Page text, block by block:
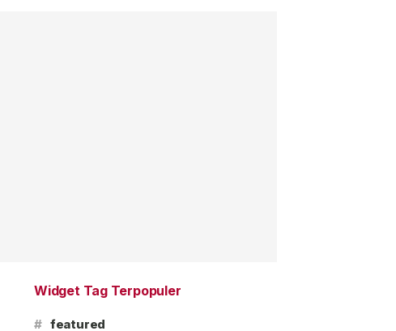
Widget Tag Terpopuler
# featured